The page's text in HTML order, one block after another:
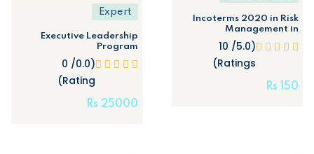
Incoterms 2020 in Risk
Management in
International
Procurement
(5.0/ 10
Ratings)
150
Rs
Expert
Executive Leadership
Program
(0.0/ 0
Rating)
25000
Rs